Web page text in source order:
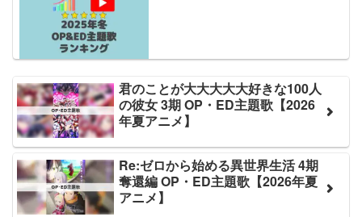
君のことが大大大大大好きな100人
の彼女 3期 OP・ED主題歌【2026
年夏アニメ】
Re:ゼロから始める異世界生活 4期
奪還編 OP・ED主題歌【2026年夏
アニメ】